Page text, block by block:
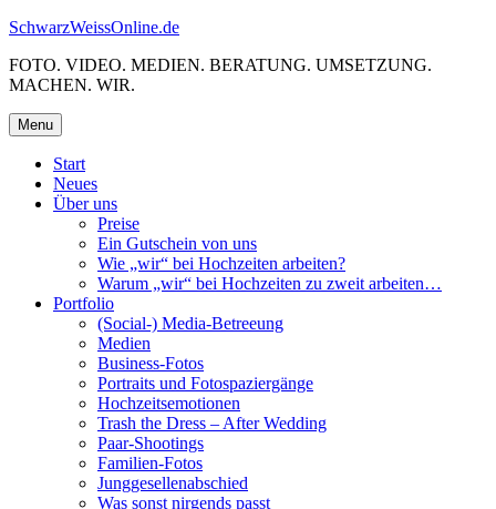
Skip
content
SchwarzWeissOnline.de
FOTO. VIDEO. MEDIEN. BERATUNG. UMSETZUNG.
MACHEN. WIR.
Menu
Start
Neues
Über uns
Preise
Ein Gutschein von uns
Wie „wir“ bei Hochzeiten arbeiten?
Warum „wir“ bei Hochzeiten zu zweit arbeiten…
Portfolio
(Social-) Media-Betreeung
Medien
Business-Fotos
Portraits und Fotospaziergänge
Hochzeitsemotionen
Trash the Dress – After Wedding
Paar-Shootings
Familien-Fotos
Junggesellenabschied
Was sonst nirgends passt